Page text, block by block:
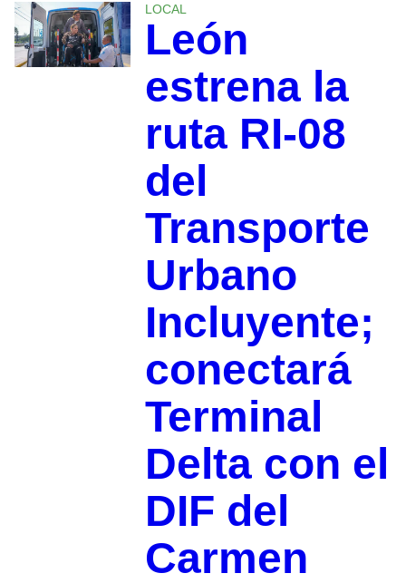
LOCAL
León
estrena la
ruta RI-08
del
Transporte
Urbano
Incluyente;
conectará
Terminal
Delta con el
DIF del
Carmen